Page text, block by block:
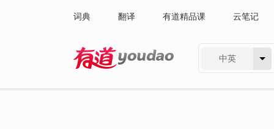
词典 翻译 有道精品课 云笔记
中英